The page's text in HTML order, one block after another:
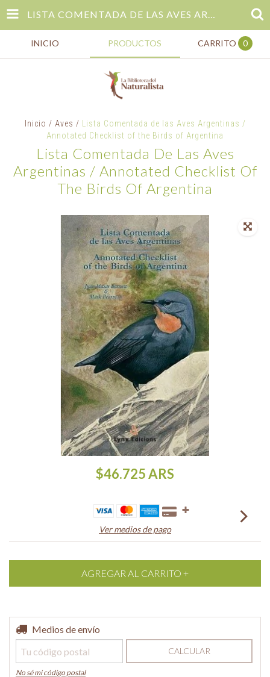
LISTA COMENTADA DE LAS AVES ARGENTINAS / ANNOTATED CHECKLIST OF THE BIRDS OF ARGENTINA
INICIO PRODUCTOS CARRITO 0
Inicio / Aves /
Lista Comentada de las Aves Argentinas /
Annotated Checklist of the Birds of Argentina
Lista Comentada De Las Aves
Argentinas / Annotated Checklist Of
The Birds Of Argentina
$46.725ARS
Ver medios de pago
Entregas para el CP:
Medios de envío
CALCULAR
No sé mi código postal